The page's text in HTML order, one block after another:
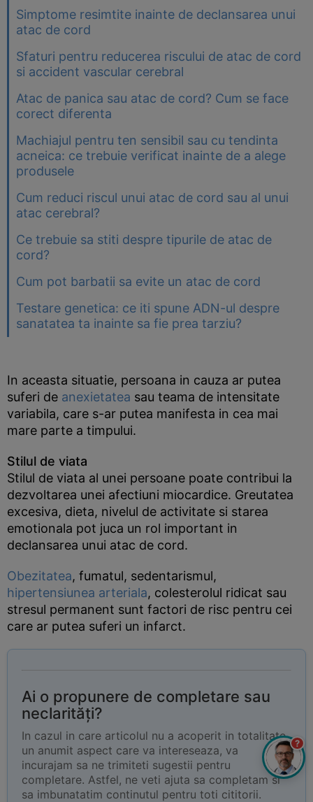
Simptome resimtite inainte de declansarea unui
atac de cord
Sfaturi pentru reducerea riscului de atac de cord
si accident vascular cerebral
Atac de panica sau atac de cord? Cum se face
corect diferenta
Machiajul pentru ten sensibil sau cu tendinta
acneica: ce trebuie verificat inainte de a alege
produsele
Cum reduci riscul unui atac de cord sau al unui
atac cerebral?
Ce trebuie sa stiti despre tipurile de atac de
cord?
Cum pot barbatii sa evite un atac de cord
Testare genetica: ce iti spune ADN-ul despre
sanatatea ta inainte sa fie prea tarziu?
In aceasta situatie, persoana in cauza ar putea
suferi de anexietatea sau teama de intensitate
variabila, care s-ar putea manifesta in cea mai
mare parte a timpului.
Stilul de viata
Stilul de viata al unei persoane poate contribui la
dezvoltarea unei afectiuni miocardice. Greutatea
excesiva, dieta, nivelul de activitate si starea
emotionala pot juca un rol important in
declansarea unui atac de cord.
Obezitatea, fumatul, sedentarismul,
hipertensiunea arteriala, colesterolul ridicat sau
stresul permanent sunt factori de risc pentru cei
care ar putea suferi un infarct.
Ai o propunere de completare sau
neclarități?
In cazul in care articolul nu a acoperit in totalitate
un anumit aspect care va intereseaza, va
incurajam sa ne trimiteti sugestii pentru
completare. Astfel, ne veti ajuta sa completam si
sa imbunatatim continutul pentru toti cititorii.
?